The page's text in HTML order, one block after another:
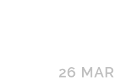
26 MAR